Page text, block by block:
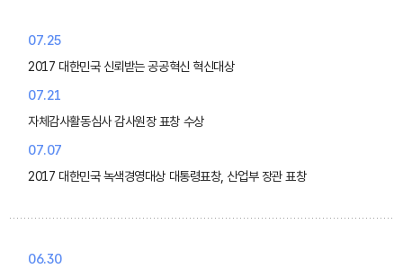
07.25
2017 대한민국 신뢰받는 공공혁신 혁신대상
07.21
자체감사활동심사 감사원장 표창 수상
07.07
2017 대한민국 녹색경영대상 대통령표창, 산업부 장관 표창
06.30